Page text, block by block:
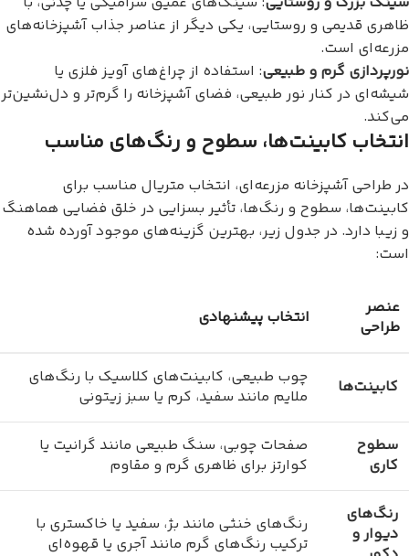
ظاهری قدیمی و روستایی، یکی دیگر از عناصر جذاب آشپزخانه‌های
مزرعه‌ای است.
نورپردازی گرم و طبیعی: استفاده از چراغ‌های آویز فلزی یا
شیشه‌ای در کنار نور طبیعی، فضای آشپزخانه را گرم‌تر و دل‌نشین‌تر
می‌کند.
انتخاب کابینت‌ها، سطوح و رنگ‌های مناسب
در طراحی آشپزخانه مزرعه‌ای، انتخاب متریال مناسب برای
کابینت‌ها، سطوح و رنگ‌ها، تأثیر بسزایی در خلق فضایی هماهنگ
و زیبا دارد. در جدول زیر، بهترین گزینه‌های موجود آورده شده
است:
عنصر
طراحی
انتخاب پیشنهادی
کابینت‌ها
چوب طبیعی، کابینت‌های کلاسیک با رنگ‌های
ملایم مانند سفید، کرم یا سبز زیتونی
سطوح
کاری
صفحات چوبی، سنگ طبیعی مانند گرانیت یا
کوارتز برای ظاهری گرم و مقاوم
رنگ‌های
دیوار و
رنگ‌های خنثی مانند بژ، سفید یا خاکستری با
ترکیب رنگ‌های گرم مانند آجری یا قهوه‌ای